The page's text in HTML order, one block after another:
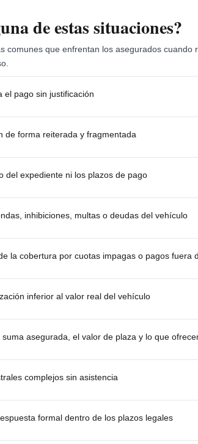
de estas situaciones?
comunes que enfrentan los asegurados
el pago sin justificación
de forma reiterada y fragmentada
del expediente ni los plazos de pago
inhibiciones, multas o deudas del vehículo
la cobertura por cuotas impagas o pagos fuera
inferior al valor real del vehículo
asegurada, el valor de plaza y lo que
complejos sin asistencia
formal dentro de los plazos legales